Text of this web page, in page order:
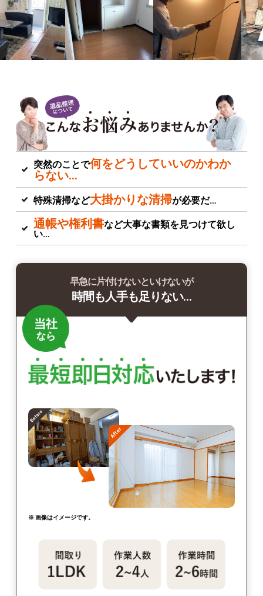
突然のことで何をどうしていいのかわか
らない…
特殊清掃など大掛かりな清掃が必要だ…
通帳や権利書など大事な書類を見つけて欲し
い…
早急に片付けないといけないが
時間も人手も足りない…
※ 画像はイメージです。